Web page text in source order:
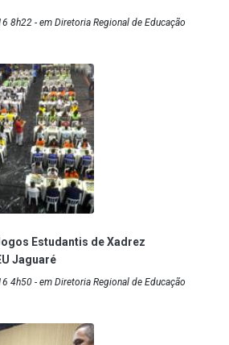
8h22 - em Diretoria Regional de Educação
Estudantis de Xadrez
Jaguaré
4h50 - em Diretoria Regional de Educação